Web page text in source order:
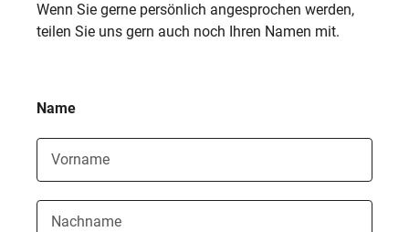
Wenn Sie gerne persönlich angesprochen werden,
teilen Sie uns gern auch noch Ihren Namen mit.
Name
Vorname
Nachname